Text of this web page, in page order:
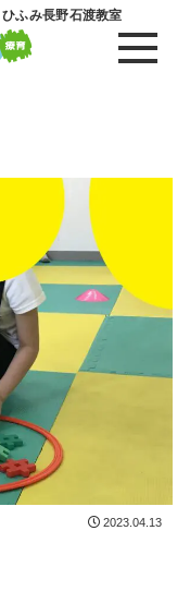
ふみ長野石渡教室
2023.04.13